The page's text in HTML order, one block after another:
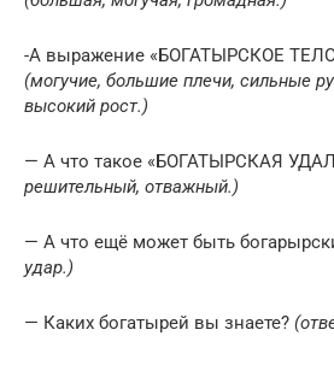
-А выражение «БОГАТЫРСКОЕ
(могучие, большие плечи, сильные
высокий рост.)
— А что такое «БОГАТЫРСКАЯ
решительный, отважный.)
— А что ещё может быть
удар.)
— Каких богатырей вы знаете?